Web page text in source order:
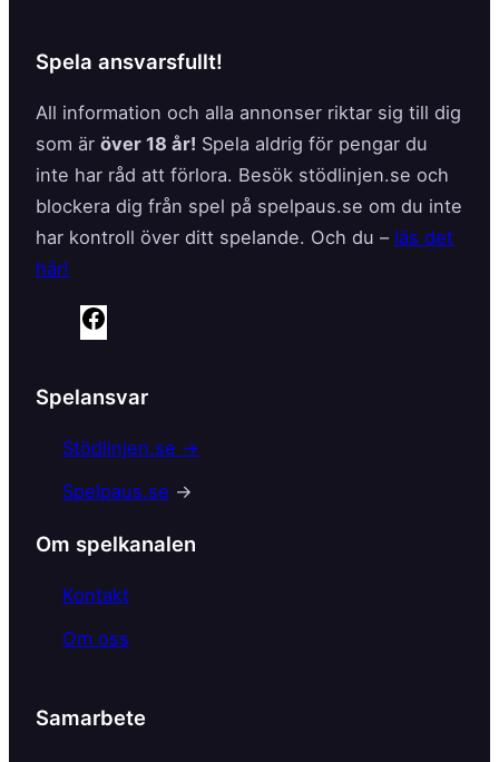
Spela ansvarsfullt!
All information och alla annonser riktar sig till dig
som är över 18 år! Spela aldrig för pengar du
inte har råd att förlora. Besök stödlinjen.se och
blockera dig från spel på spelpaus.se om du inte
har kontroll över ditt spelande. Och du – läs det
här!
e
b
o
k
Spelansvar
Stödlinjen.se →
Spelpaus.se →
Om spelkanalen
Kontakt
Om oss
Samarbete